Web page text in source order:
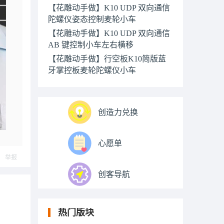
举报
【花雕动手做】K10 UDP 双向通信
陀螺仪姿态控制麦轮小车
【花雕动手做】K10 UDP 双向通信
AB 键控制小车左右横移
【花雕动手做】行空板K10简版蓝
牙掌控板麦轮陀螺仪小车
创造力兑换
心愿单
创客导航
热门版块